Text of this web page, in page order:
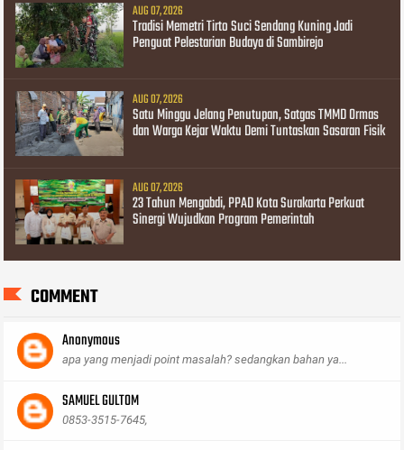
AUG 07, 2026
Tradisi Memetri Tirto Suci Sendang Kuning Jadi
Penguat Pelestarian Budaya di Sambirejo
AUG 07, 2026
Satu Minggu Jelang Penutupan, Satgas TMMD Ormas
dan Warga Kejar Waktu Demi Tuntaskan Sasaran Fisik
AUG 07, 2026
23 Tahun Mengabdi, PPAD Kota Surakarta Perkuat
Sinergi Wujudkan Program Pemerintah
COMMENT
Anonymous
apa yang menjadi point masalah? sedangkan bahan ya...
SAMUEL GULTOM
0853-3515-7645,